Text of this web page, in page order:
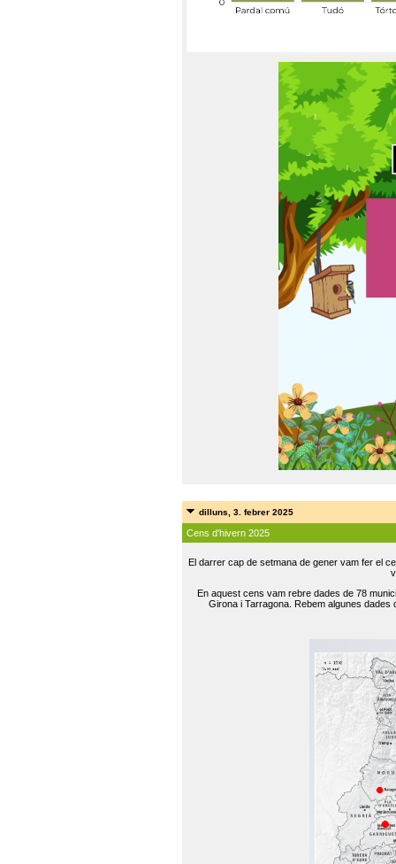
dilluns, 3. febrer 2025
Cens d'hivern 2025
El darrer cap de setmana de gener vam fer el
En aquest cens vam rebre dades de 78
Girona i Tarragona. Rebem algunes